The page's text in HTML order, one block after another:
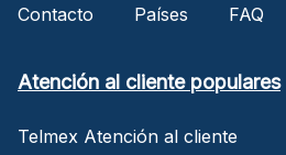
Contacto
Países FAQ
Atención al cliente populares
Telmex Atención al cliente